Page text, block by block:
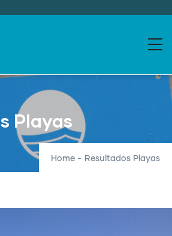
Playas
Home - Resultados Playas